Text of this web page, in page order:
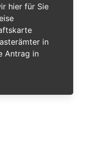
hier für Sie
in
Antrag in